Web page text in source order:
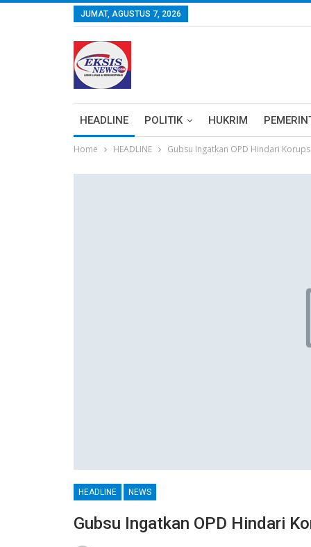
JUMAT, AGUSTUS 7, 2026
HEADLINE POLITIK HUKRIM
Home HEADLINE Gubsu Ingatkan OPD Hindari Korupsi
HEADLINE NEWS
Gubsu Ingatkan OPD Hindari